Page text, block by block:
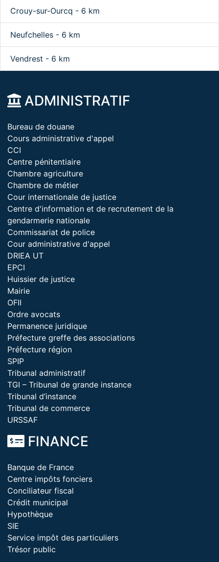
Crouy-sur-Ourcq - 6 km
Neufchelles - 6 km
Vendrest - 6 km
ADMINISTRATIF
Bureau de douane
Cours administrative d'appel
CCI
Centre pénitentiaire
Chambre agriculture
Chambre de métier
Cour internationale de justice
Centre d'information et de recrutement de la
gendarmerie nationale
Commissariat de police
Cour administrative d'appel
DRIEA UT
EPCI
Huissier de justice
Mairie
OFII
Ordre avocats
Permanence juridique
Préfecture greffe des associations
Préfecture région
SPIP
Tribunal administratif
TGI – Tribunal de grande instance
Tribunal d’instance
Tribunal de commerce
URSSAF
FINANCE
Banque de France
Centre impôts fonciers
Conciliateur fiscal
Crédit municipal
Hypothèque
SIE
Service impôt des particuliers
Trésor public